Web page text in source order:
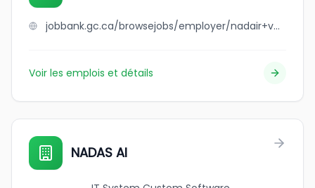
jobbank.gc.ca/browsejobs/employer/nadair+ventilation+inc./ca
Voir les emplois et détails
NADAS AI